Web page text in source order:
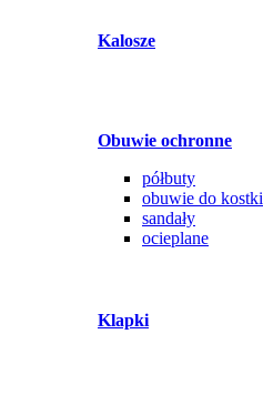
Kalosze
Obuwie ochronne
półbuty
obuwie do kostki
sandały
ocieplane
Klapki